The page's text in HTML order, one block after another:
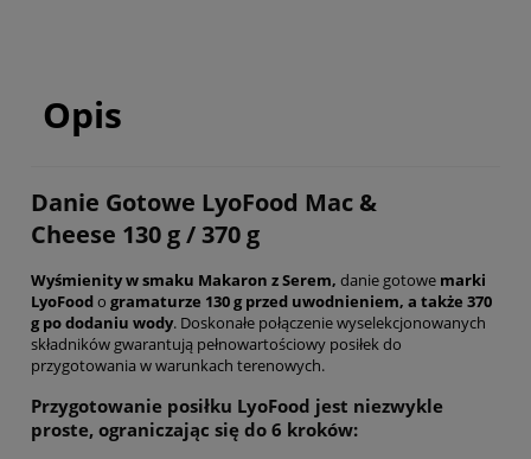
Opis
Danie Gotowe LyoFood Mac &
Cheese 130 g / 370 g
Wyśmienity w smaku Makaron z Serem, danie gotowe marki
LyoFoodo gramaturze 130 g przed uwodnieniem, a także 370
g po dodaniu wody. Doskonałe połączenie wyselekcjonowanych
składników gwarantują pełnowartościowy posiłek do
przygotowania w warunkach terenowych.
Przygotowanie posiłku LyoFood jest niezwykle
proste, ograniczając się do 6 kroków: